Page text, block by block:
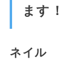
ます！
ネイル